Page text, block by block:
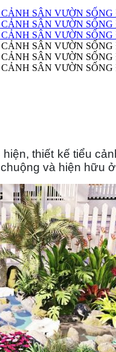
thiết kế tiểu
và hiện hữu